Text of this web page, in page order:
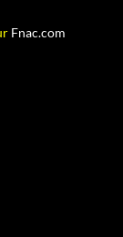
Fnac.com